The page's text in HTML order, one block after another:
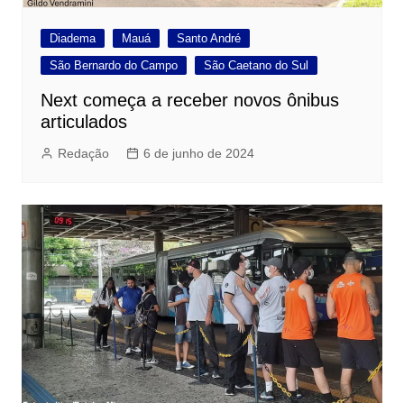
Diadema Mauá
Santo André
São Bernardo do Campo
São Caetano do Sul
Next começa a receber novos ônibus
articulados
Redação 6 de junho de 2024